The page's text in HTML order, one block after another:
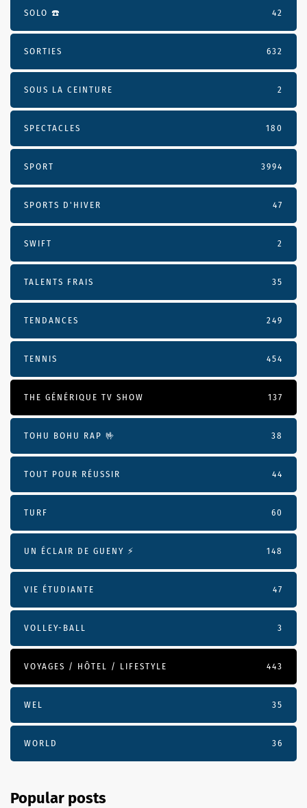
SOLO ☎️ 42
SORTIES 632
SOUS LA CEINTURE 2
SPECTACLES 180
SPORT 3994
SPORTS D'HIVER 47
SWIFT 2
TALENTS FRAIS 35
TENDANCES 249
TENNIS 454
THE GÉNÉRIQUE TV SHOW 137
TOHU BOHU RAP 🤟 38
TOUT POUR RÉUSSIR 44
TURF 60
UN ÉCLAIR DE GUENY ⚡️ 148
VIE ÉTUDIANTE 47
VOLLEY-BALL 3
VOYAGES / HÔTEL / LIFESTYLE 443
WEL 35
WORLD 36
Popular posts